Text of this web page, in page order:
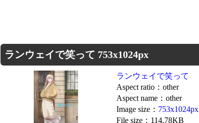
ランウェイで笑って 753x1024px
ランウェイで笑って
Aspect ratio：other
Aspect name：other
Image size： 753x1024px
File size：114.78KB